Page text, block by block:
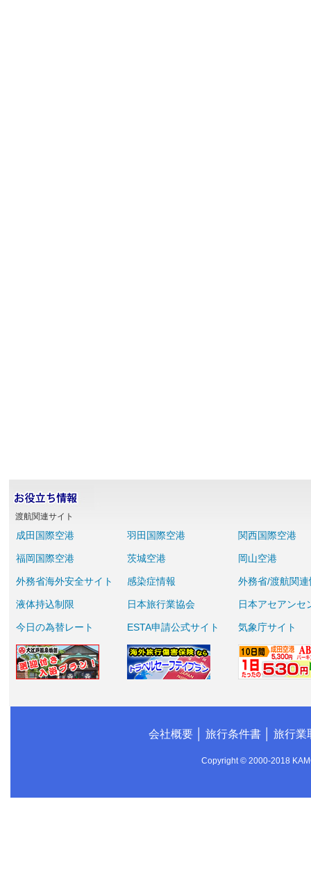
渡航関連サイト
成田国際空港 羽田国際空港 関西国際空港
福岡国際空港 茨城空港 岡山空港
外務省海外安全サイト 感染症情報 外務省/渡航関連
液体持込制限 日本旅行業協会 日本アセアンセ
今日の為替レート ESTA申請公式サイト 気象庁サイト
会社概要 旅行条件書 旅行業
Copyright © 2000-2018